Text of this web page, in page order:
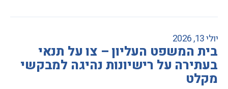
יולי 13, 2026
בית המשפט העליון – צו על תנאי
בעתירה על רישיונות נהיגה למבקשי
מקלט